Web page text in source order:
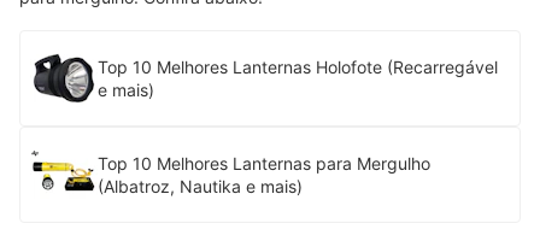
Top 10 Melhores Lanternas Holofote (Recarregável
e mais)
Top 10 Melhores Lanternas para Mergulho
(Albatroz, Nautika e mais)